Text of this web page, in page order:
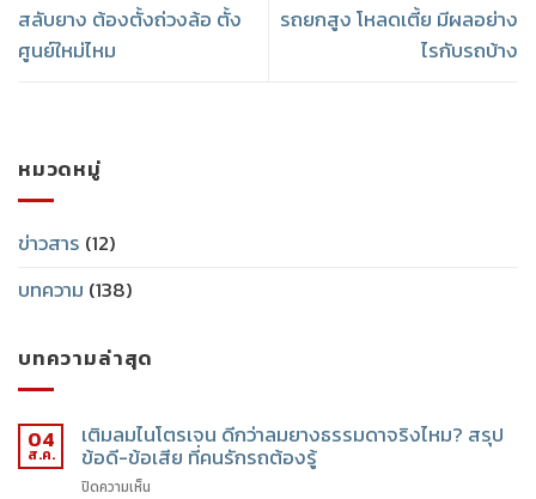
สลับยาง ต้องตั้งถ่วงล้อ ตั้ง
ศูนย์ใหม่ไหม
รถยกสูง โหลดเตี้ย มีผลอย่าง
ไรกับรถบ้าง
หมวดหมู่
ข่าวสาร (12)
บทความ (138)
บทความล่าสุด
04
ส.ค.
เติมลมไนโตรเจน ดีกว่าลมยางธรรมดาจริงไหม? สรุป
ข้อดี-ข้อเสีย ที่คนรักรถต้องรู้
ปิดความเห็น